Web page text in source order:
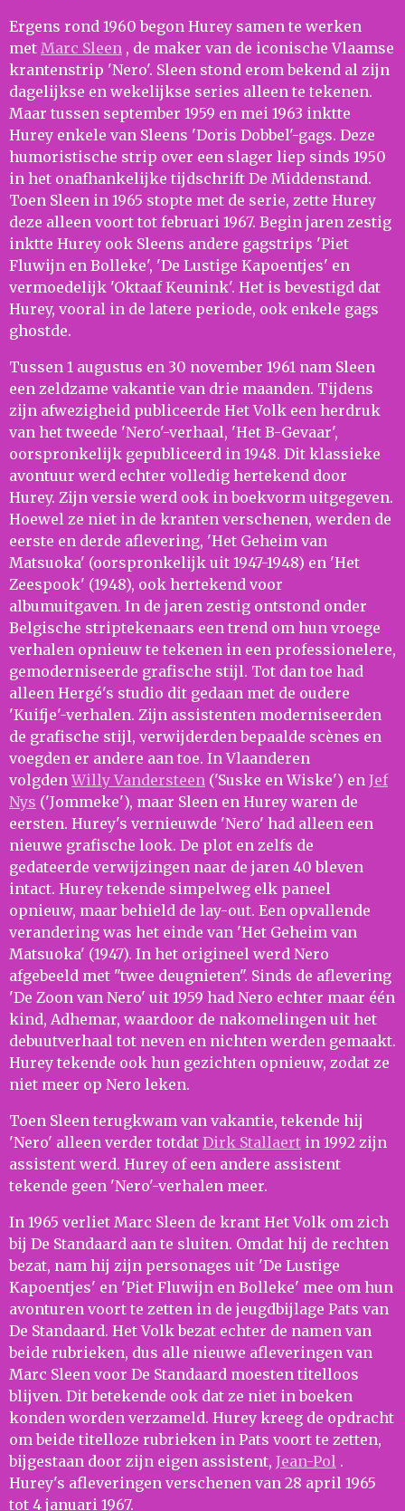
Ergens rond 1960 begon Hurey samen te werken
met Marc Sleen , de maker van de iconische Vlaamse
krantenstrip 'Nero'. Sleen stond erom bekend al zijn
dagelijkse en wekelijkse series alleen te tekenen.
Maar tussen september 1959 en mei 1963 inktte
Hurey enkele van Sleens 'Doris Dobbel'-gags. Deze
humoristische strip over een slager liep sinds 1950
in het onafhankelijke tijdschrift De Middenstand.
Toen Sleen in 1965 stopte met de serie, zette Hurey
deze alleen voort tot februari 1967. Begin jaren zestig
inktte Hurey ook Sleens andere gagstrips 'Piet
Fluwijn en Bolleke', 'De Lustige Kapoentjes' en
vermoedelijk 'Oktaaf ​​Keunink'. Het is bevestigd dat
Hurey, vooral in de latere periode, ook enkele gags
ghostde.
Tussen 1 augustus en 30 november 1961 nam Sleen
een zeldzame vakantie van drie maanden. Tijdens
zijn afwezigheid publiceerde Het Volk een herdruk
van het tweede 'Nero'-verhaal, 'Het B-Gevaar',
oorspronkelijk gepubliceerd in 1948. Dit klassieke
avontuur werd echter volledig hertekend door
Hurey. Zijn versie werd ook in boekvorm uitgegeven.
Hoewel ze niet in de kranten verschenen, werden de
eerste en derde aflevering, 'Het Geheim van
Matsuoka' (oorspronkelijk uit 1947-1948) en 'Het
Zeespook' (1948), ook hertekend voor
albumuitgaven. In de jaren zestig ontstond onder
Belgische striptekenaars een trend om hun vroege
verhalen opnieuw te tekenen in een professionelere,
gemoderniseerde grafische stijl. Tot dan toe had
alleen Hergé's studio dit gedaan met de oudere
'Kuifje'-verhalen. Zijn assistenten moderniseerden
de grafische stijl, verwijderden bepaalde scènes en
voegden er andere aan toe. In Vlaanderen
volgden Willy Vandersteen ('Suske en Wiske') en Jef
Nys ('Jommeke'), maar Sleen en Hurey waren de
eersten. Hurey's vernieuwde 'Nero' had alleen een
nieuwe grafische look. De plot en zelfs de
gedateerde verwijzingen naar de jaren 40 bleven
intact. Hurey tekende simpelweg elk paneel
opnieuw, maar behield de lay-out. Een opvallende
verandering was het einde van 'Het Geheim van
Matsuoka' (1947). In het origineel werd Nero
afgebeeld met "twee deugnieten". Sinds de aflevering
'De Zoon van Nero' uit 1959 had Nero echter maar één
kind, Adhemar, waardoor de nakomelingen uit het
debuutverhaal tot neven en nichten werden gemaakt.
Hurey tekende ook hun gezichten opnieuw, zodat ze
niet meer op Nero leken.
Toen Sleen terugkwam van vakantie, tekende hij
'Nero' alleen verder totdat Dirk Stallaert in 1992 zijn
assistent werd. Hurey of een andere assistent
tekende geen 'Nero'-verhalen meer.
In 1965 verliet Marc Sleen de krant Het Volk om zich
bij De Standaard aan te sluiten. Omdat hij de rechten
bezat, nam hij zijn personages uit 'De Lustige
Kapoentjes' en 'Piet Fluwijn en Bolleke' mee om hun
avonturen voort te zetten in de jeugdbijlage Pats van
De Standaard. Het Volk bezat echter de namen van
beide rubrieken, dus alle nieuwe afleveringen van
Marc Sleen voor De Standaard moesten titelloos
blijven. Dit betekende ook dat ze niet in boeken
konden worden verzameld. Hurey kreeg de opdracht
om beide titelloze rubrieken in Pats voort te zetten,
bijgestaan ​​door zijn eigen assistent, Jean-Pol .
Hurey's afleveringen verschenen van 28 april 1965
tot 4 januari 1967.